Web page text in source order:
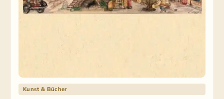
Kunst & Bücher